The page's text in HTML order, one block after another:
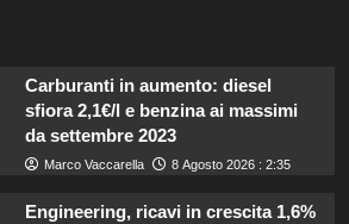
Carburanti in aumento: diesel
sfiora 2,1€/l e benzina ai massimi
da settembre 2023
Marco Vaccarella 8 Agosto 2026 : 2:35
Engineering, ricavi in crescita 1,6%